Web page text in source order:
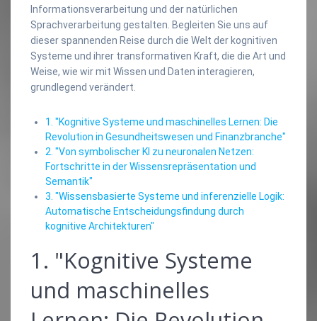
Informationsverarbeitung und der natürlichen
Sprachverarbeitung gestalten. Begleiten Sie uns auf
dieser spannenden Reise durch die Welt der kognitiven
Systeme und ihrer transformativen Kraft, die die Art und
Weise, wie wir mit Wissen und Daten interagieren,
grundlegend verändert.
1. "Kognitive Systeme und maschinelles Lernen: Die
Revolution in Gesundheitswesen und Finanzbranche"
2. "Von symbolischer KI zu neuronalen Netzen:
Fortschritte in der Wissensrepräsentation und
Semantik"
3. "Wissensbasierte Systeme und inferenzielle Logik:
Automatische Entscheidungsfindung durch
kognitive Architekturen"
1. "Kognitive Systeme
und maschinelles